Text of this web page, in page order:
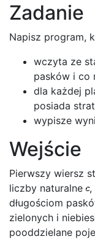
Zadanie
Napisz program,
wczyta ze
pasków i co
dla każdej
posiada
wypisze
Wejście
Pierwszy wiersz
liczby naturalne ,
długościom
zielonych i
pooddzielane